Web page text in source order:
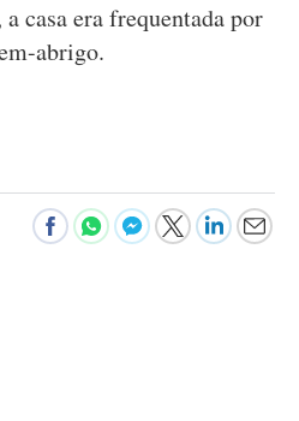
casa era frequentada por
abrigo.